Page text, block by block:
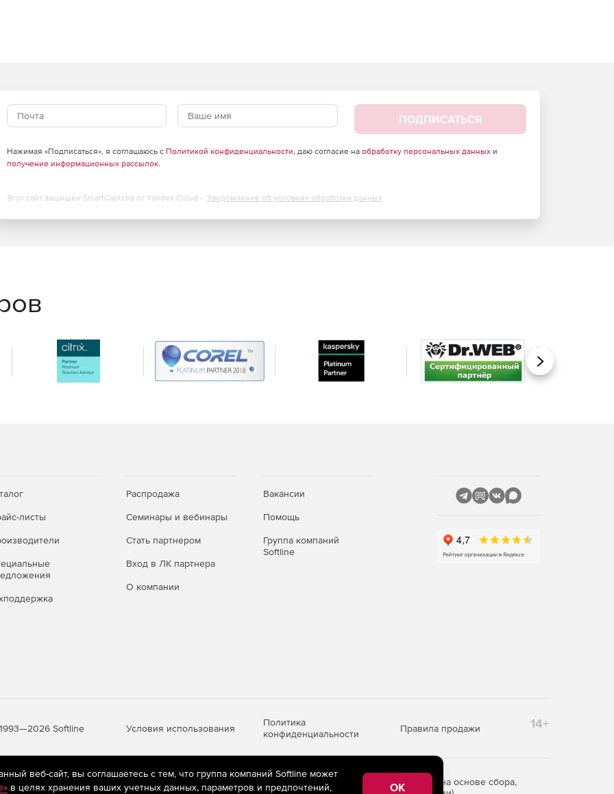
и журналы из следующих источников:
(для упрощенного шлюза).
ПОДПИСАТЬСЯ
Нажимая «Подписаться», я соглашаюсь с Политикой конфиденциальности, даю согласие на обработку персональных данныхи
получение информационных рассылок.
Этот сайт защищен SmartCaptcha от Yandex Cloud - Уведомление об условиях обработки данных
Вперед
листы
Распродажа
Семинары и вебинары
Стать партнером
Вход в ЛК партнера
О компании
Вакансии
Помощь
Группа компаний
Softline
Softline Условия использования
Политика
конфиденциальности
Правила продажи 14+
рекомендательные технологии
(информационные технологии предоставления информации на основе сбора,
веб-сайт, вы соглашаетесь с тем, что группа компаний Softline может
в целях хранения ваших учетных данных, параметров и предпочтений, OK